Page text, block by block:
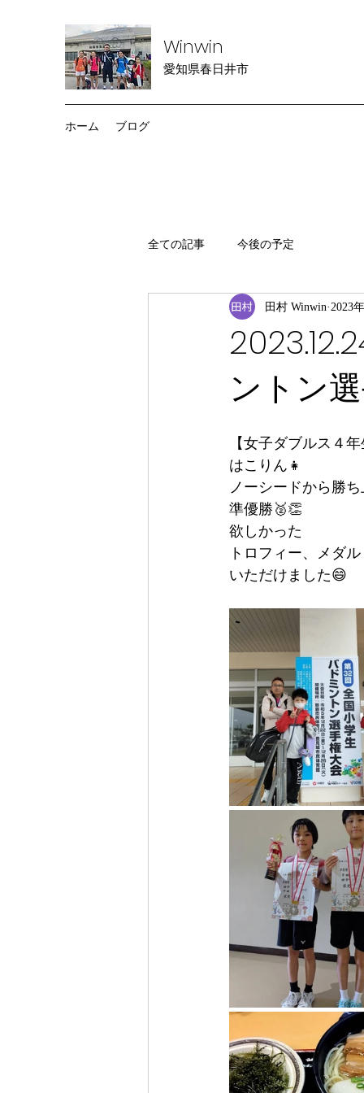
Winwin
愛知県春日井市
ホーム ブログ
全ての記事 今後の予定
ントン
田村 Winwin 2023
【女子ダブルス４
はこりん👧
ノーシードから勝
準優勝🥈👏
欲しかった
トロフィー、メダル
いただけました😄